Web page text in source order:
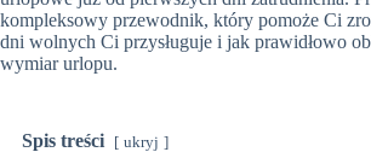
kompleksowy przewodnik, który pomoże Ci
dni wolnych Ci przysługuje i jak prawidłowo
wymiar urlopu.
Spis treści ukryj